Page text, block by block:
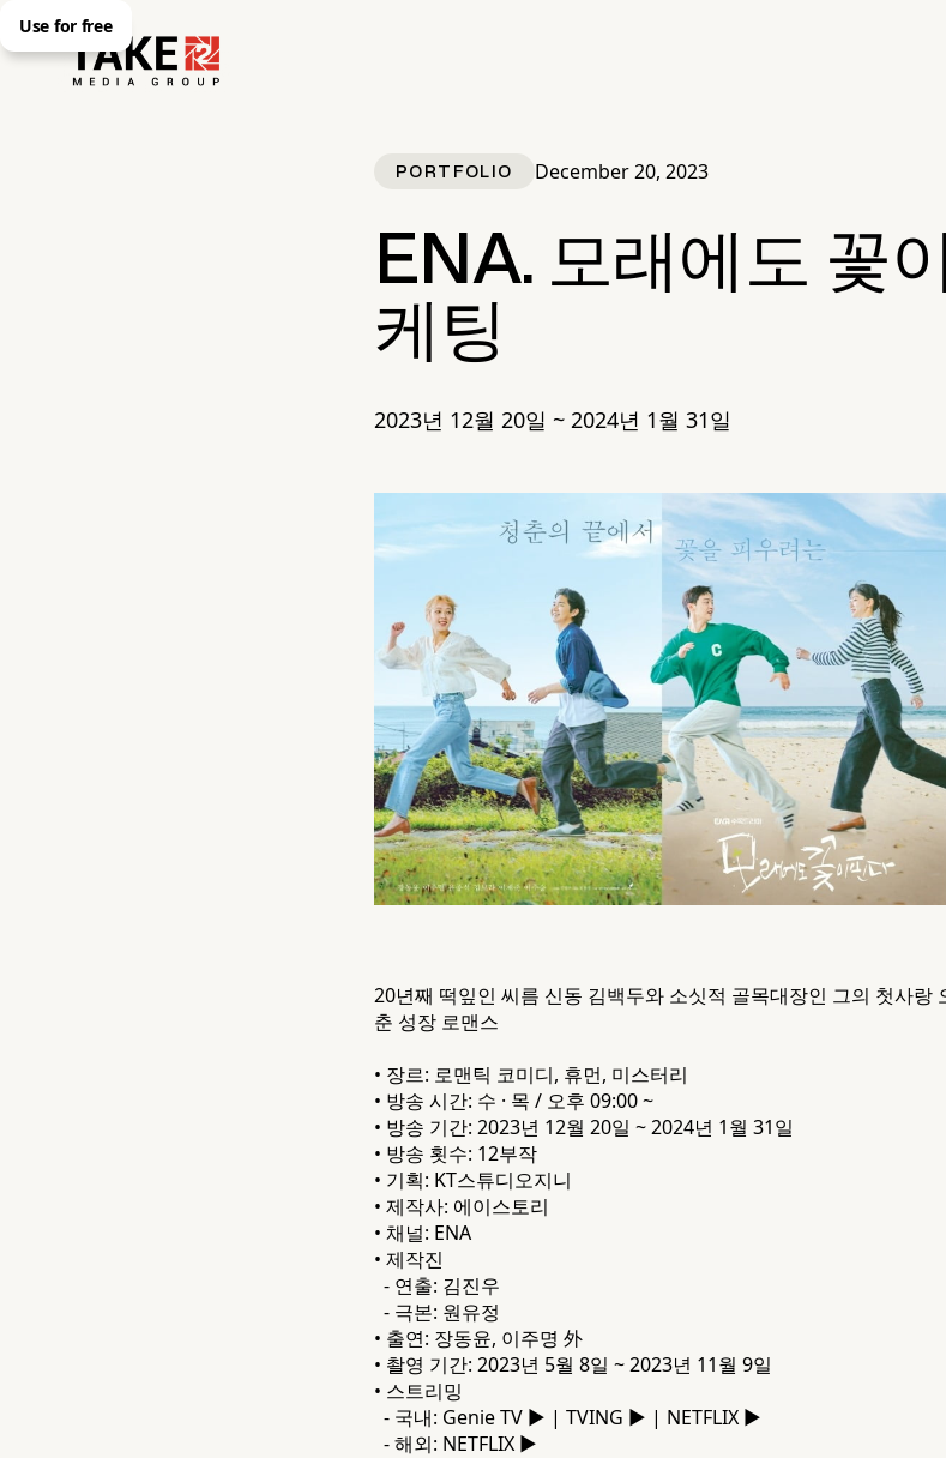
Use for free
PORTFOLIO December 20, 2023
ENA. 모래에도 꽃
케팅
2023년 12월 20일 ~ 2024년 1월 31일
20년째 떡잎인 씨름 신동 김백두와 소싯적 골목대장인 그의 첫사랑
춘 성장 로맨스
• 장르: 로맨틱 코미디, 휴먼, 미스터리
• 방송 시간: 수 · 목 / 오후 09:00 ~
• 방송 기간: 2023년 12월 20일 ~ 2024년 1월 31일
• 방송 횟수: 12부작
• 기획: KT스튜디오지니
• 제작사: 에이스토리
• 채널: ENA
• 제작진
- 연출: 김진우
- 극본: 원유정
• 출연: 장동윤, 이주명 外
• 촬영 기간: 2023년 5월 8일 ~ 2023년 11월 9일
• 스트리밍
- 국내: Genie TV ▶ | TVING ▶ | NETFLIX ▶
- 해외: NETFLIX ▶